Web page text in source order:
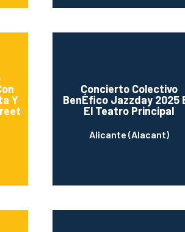
Y
Concierto Colectivo
BenÉfico Jazzday 2025
El Teatro Principal
Alicante (Alacant)